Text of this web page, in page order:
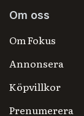
Om oss
Om Fokus
Annonsera
Köpvillkor
Prenumerera